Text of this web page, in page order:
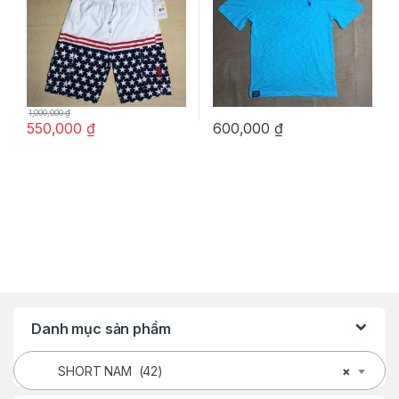
550,000 ₫
1,000,000₫
600,000 ₫
Danh mục sản phẩm
×
SHORT NAM (42)